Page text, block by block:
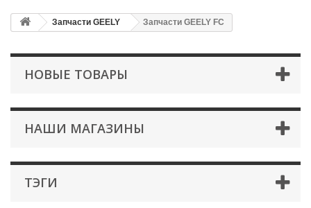
Запчасти GEELY Запчасти GEELY FC
НОВЫЕ ТОВАРЫ
НАШИ МАГАЗИНЫ
ТЭГИ